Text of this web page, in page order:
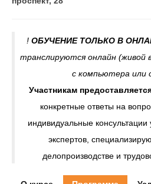
!ОБУЧЕНИЕ ТОЛЬКО В
транслируются онлайн (живой
с компьютера или
Участникам
конкретные ответы на
индивидуальные
экспертов,
делопроизводстве и